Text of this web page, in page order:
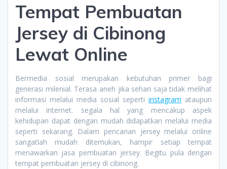
Tempat Pembuatan
Jersey di Cibinong
Lewat Online
Bermedia sosial merupakan kebutuhan primer bagi
generasi milenial. Terasa aneh jika sehari saja tidak melihat
informasi melalui media sosial seperti instagram ataupun
melalui internet. segala hal yang mencakup aspek
kehidupan dapat dengan mudah didapatkan melalui media
seperti sekarang. Dalam pencarian jersey melalui online
sangatlah mudah ditemukan, hampir setiap tempat
menawarkan jasa pembuatan jersey. Begitu pula dengan
tempat pembuatan jersey di cibinong.